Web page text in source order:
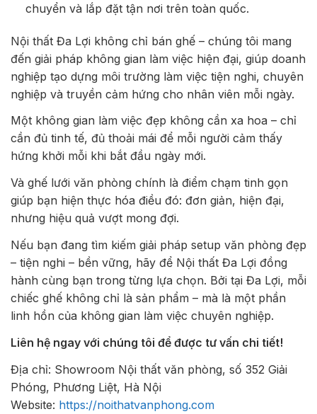
chuyển và lắp đặt tận nơi trên toàn quốc.
Nội thất Đa Lợi không chỉ bán ghế – chúng tôi mang
đến giải pháp không gian làm việc hiện đại, giúp doanh
nghiệp tạo dựng môi trường làm việc tiện nghi, chuyên
nghiệp và truyền cảm hứng cho nhân viên mỗi ngày.
Một không gian làm việc đẹp không cần xa hoa – chỉ
cần đủ tinh tế, đủ thoải mái để mỗi người cảm thấy
hứng khởi mỗi khi bắt đầu ngày mới.
Và ghế lưới văn phòng chính là điểm chạm tinh gọn
giúp bạn hiện thực hóa điều đó: đơn giản, hiện đại,
nhưng hiệu quả vượt mong đợi.
Nếu bạn đang tìm kiếm giải pháp setup văn phòng đẹp
– tiện nghi – bền vững, hãy để Nội thất Đa Lợi đồng
hành cùng bạn trong từng lựa chọn. Bởi tại Đa Lợi, mỗi
chiếc ghế không chỉ là sản phẩm – mà là một phần
linh hồn của không gian làm việc chuyên nghiệp.
Liên hệ ngay với chúng tôi để được tư vấn chi tiết!
Địa chỉ: Showroom Nội thất văn phòng, số 352 Giải
Phóng, Phương Liệt, Hà Nội
Website: https://noithatvanphong.com